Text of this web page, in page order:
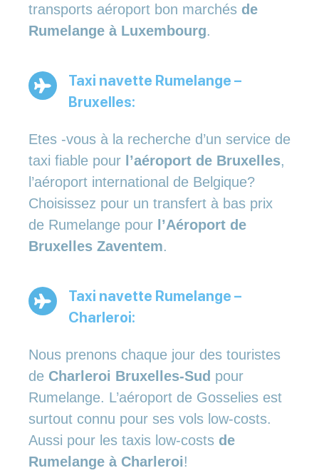
transports aéroport bon marchés de
Rumelange à Luxembourg.
Taxi navette Rumelange –
Bruxelles:
Etes -vous à la recherche d’un service de
taxi fiable pour l’aéroport de Bruxelles,
l’aéroport international de Belgique?
Choisissez pour un transfert à bas prix
de Rumelange pour l’Aéroport de
Bruxelles Zaventem.
Taxi navette Rumelange –
Charleroi:
Nous prenons chaque jour des touristes
de Charleroi Bruxelles-Sud pour
Rumelange. L’aéroport de Gosselies est
surtout connu pour ses vols low-costs.
Aussi pour les taxis low-costs de
Rumelange à Charleroi!